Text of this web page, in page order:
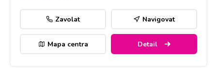
Zavolat Navigovat
Mapa centra Detail